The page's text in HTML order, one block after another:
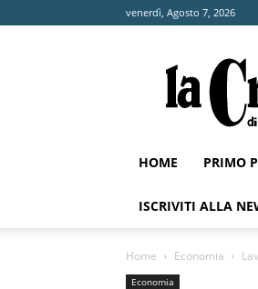
venerdì, Agosto 7, 2026
HOME PRIMO
ISCRIVITI ALLA
Home Economia
Economia